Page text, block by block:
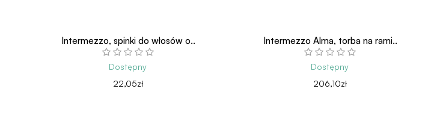
Intermezzo, spinki do włosów o..
Dostępny
22,05zł
Intermezzo Alma, torba na rami..
Dostępny
206,10zł